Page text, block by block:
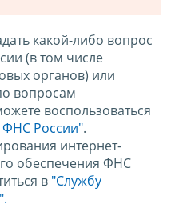
какой-либо вопрос
(в том числе
органов) или
вопросам
воспользоваться
ФНС России".
интернет-
обеспечения ФНС
в "Службу